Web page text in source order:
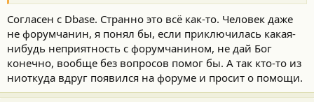
Согласен с Dbase. Странно это всё как-то. Человек даже
не форумчанин, я понял бы, если приключилась какая-
нибудь неприятность с форумчанином, не дай Бог
конечно, вообще без вопросов помог бы. А так кто-то из
ниоткуда вдруг появился на форуме и просит о помощи.